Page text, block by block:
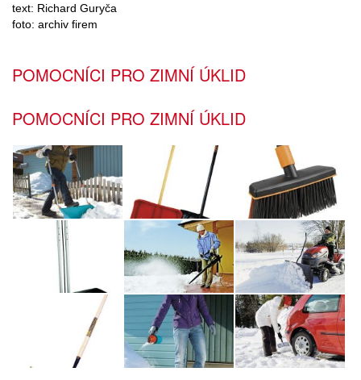
text: Richard Guryča
foto: archiv firem
POMOCNÍCI PRO ZIMNÍ ÚKLID
POMOCNÍCI PRO ZIMNÍ ÚKLID